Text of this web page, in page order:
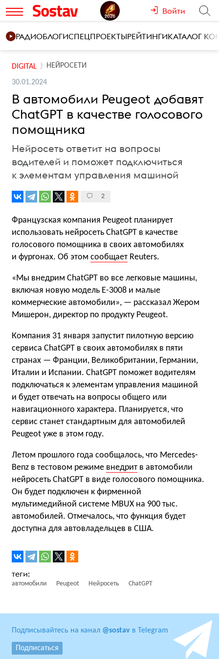
Войти
РАДИОБЛОГИСПЕЦПРОЕКТЫРЕЙТИНГИКАТАЛОГ
DIGITAL НЕЙРОСЕТИ
30.01.2024
В автомобили Peugeot добавят
ChatGPT в качестве голосового
помощника
Нейросеть ответит на вопросы
водителей и поможет подключиться
к элементам управления машиной
2
Французская компания Peugeot планирует
использовать нейросеть ChatGPT в качестве
голосового помощника в своих автомобилях
и фургонах. Об этом сообщает Reuters.
«Мы внедрим ChatGPT во все легковые машины,
включая новую модель Е-3008 и малые
коммерческие автомобили», — рассказал Жером
Мишерон, директор по продукту Peugeot.
Компания 31 января запустит пилотную версию
сервиса ChatGPT в своих автомобилях в пяти
странах — Франции, Великобритании, Германии,
Италии и Испании. ChatGPT поможет водителям
подключаться к элементам управления машиной
и будет отвечать на вопросы общего или
навигационного характера. Планируется, что
сервис станет стандартным для автомобилей
Peugeot уже в этом году.
Летом прошлого года сообщалось, что Mercedes-
Benz в тестовом режиме внедрит в автомобили
нейросеть ChatGPT в виде голосового помощника.
Он будет подключен к фирменной
мультимедийной системе MBUX на 900 тыс.
автомобилей. Отмечалось, что функция будет
доступна для автовладельцев в США.
автомобили Peugeot Нейросеть ChatGPT
Подписывайтесь на канал @sostav в Telegram
Подписаться